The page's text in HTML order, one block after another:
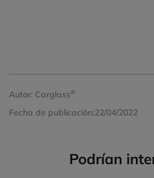
Autor: Carglass®
Fecha de publicación:22/04/2022
Podrían